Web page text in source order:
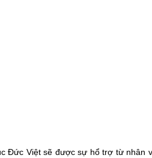
Đức Việt sẽ được sự hổ trợ từ nhân